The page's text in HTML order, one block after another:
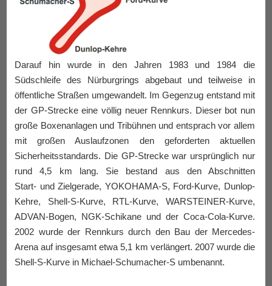
Darauf hin wurde in den Jahren 1983 und 1984 die
Südschleife des Nürburgrings abgebaut und teilweise in
öffentliche Straßen umgewandelt. Im Gegenzug entstand mit
der GP-Strecke eine völlig neuer Rennkurs. Dieser bot nun
große Boxenanlagen und Tribühnen und entsprach vor allem
mit großen Auslaufzonen den geforderten aktuellen
Sicherheitsstandards. Die GP-Strecke war ursprünglich nur
rund 4,5 km lang. Sie bestand aus den Abschnitten
Start- und Zielgerade, YOKOHAMA-S, Ford-Kurve, Dunlop-
Kehre, Shell-S-Kurve, RTL-Kurve, WARSTEINER-Kurve,
ADVAN-Bogen, NGK-Schikane und der Coca-Cola-Kurve.
2002 wurde der Rennkurs durch den Bau der Mercedes-
Arena auf insgesamt etwa 5,1 km verlängert. 2007 wurde die
Shell-S-Kurve in Michael-Schumacher-S umbenannt.